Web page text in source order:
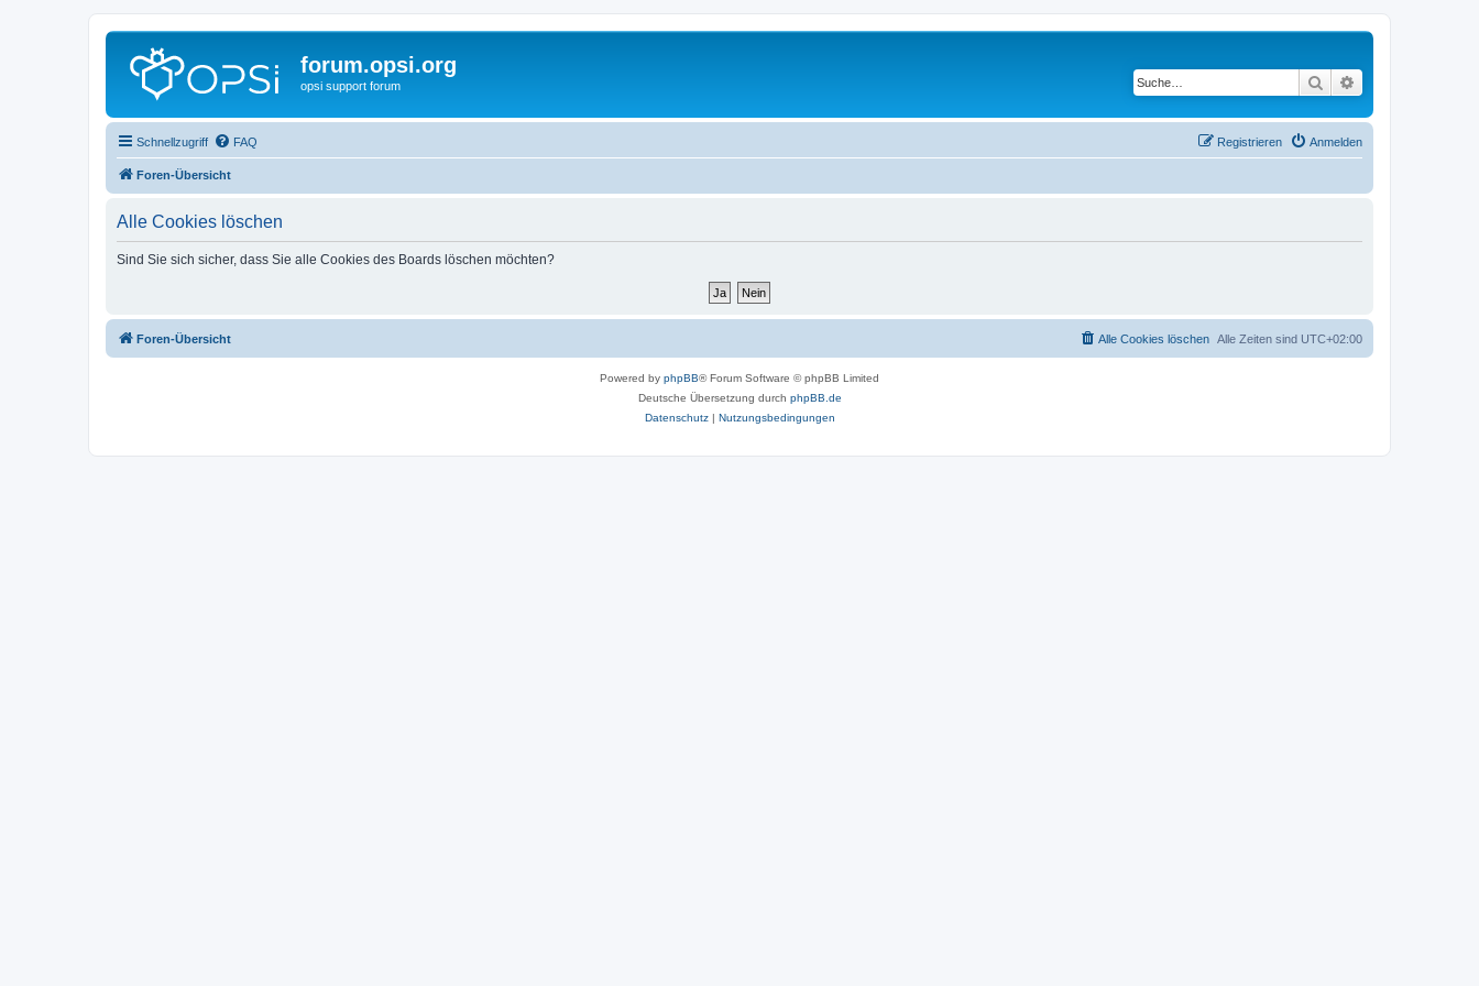
forum.opsi.org
opsi support forum Suche
Schnellzugriff FAQ Anmelden
Registrieren
Foren-Übersicht
Alle Cookies löschen
Sind Sie sich sicher, dass Sie alle Cookies des Boards löschen möchten?
Foren-Übersicht Alle Zeiten sind UTC+02:00
Alle Cookies löschen
Powered by phpBB® Forum Software © phpBB Limited
Deutsche Übersetzung durch phpBB.de
Datenschutz| Nutzungsbedingungen